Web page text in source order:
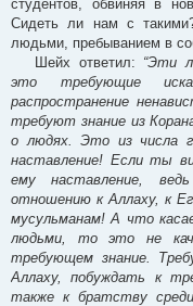
студентов, обвиняя в
Сидеть ли нам с
людьми, пребыванием в
Шейх ответил: “Эти
это требующие
распространение
требуют знание из
о людях. Это из числа
наставление! Если ты
ему наставление,
отношению к Аллаху, к
мусульманам! А что
людьми, то это не
требующем знание.
Аллаху, побуждать к
также к братству